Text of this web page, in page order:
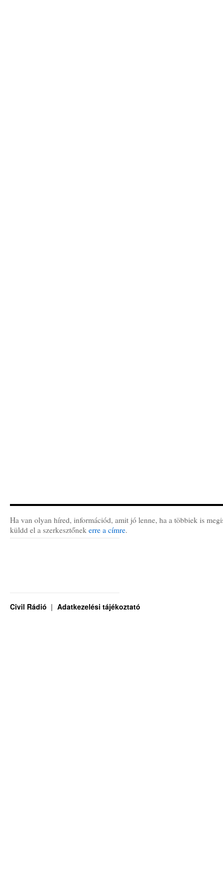
Ha van olyan híred, információd, amit jó lenne, ha a többiek is
küldd el a szerkesztőnek erre a címre.
Civil Rádió Adatkezelési tájékoztató